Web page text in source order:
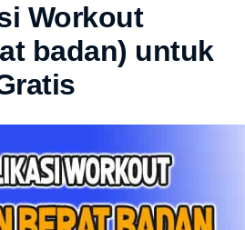
Workout
badan) untuk